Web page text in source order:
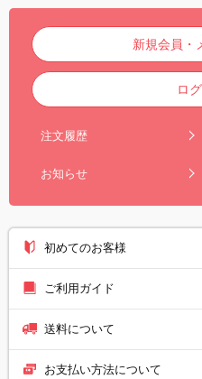
新規会員・
ロ
注文履歴
お知らせ
初めてのお客様
ご利用ガイド
送料について
お支払い方法について